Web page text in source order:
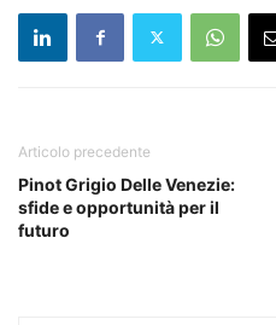
Articolo precedente
Pinot Grigio Delle Venezie:
sfide e opportunità per il
futuro